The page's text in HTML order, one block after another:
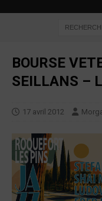
BOURSE
SEILLANS –
17 avril 2012